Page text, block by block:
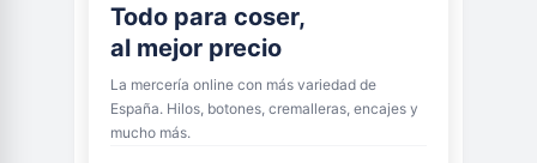
Todo para coser,
al mejor precio
La mercería online con más variedad de
España. Hilos, botones, cremalleras, encajes y
mucho más.